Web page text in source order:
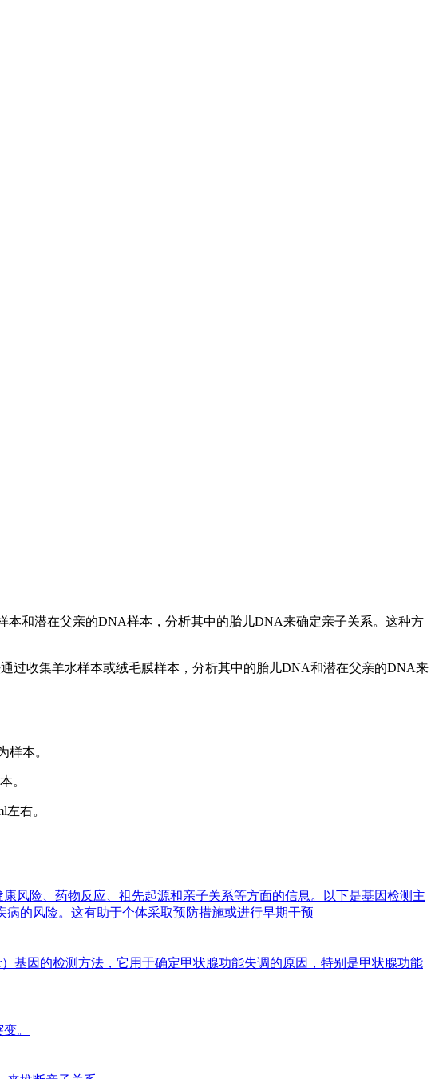
本和潜在父亲的DNA样本，分析其中的胎儿DNA来确定亲子关系。这种方
过收集羊水样本或绒毛膜样本，分析其中的胎儿DNA和潜在父亲的DNA来
样本。
。
左右。
风险、药物反应、祖先起源和亲子关系等方面的信息。以下是基因检测主
的风险。这有助于个体采取预防措施或进行早期干预
基因的检测方法，它用于确定甲状腺功能失调的原因，特别是甲状腺功能
。